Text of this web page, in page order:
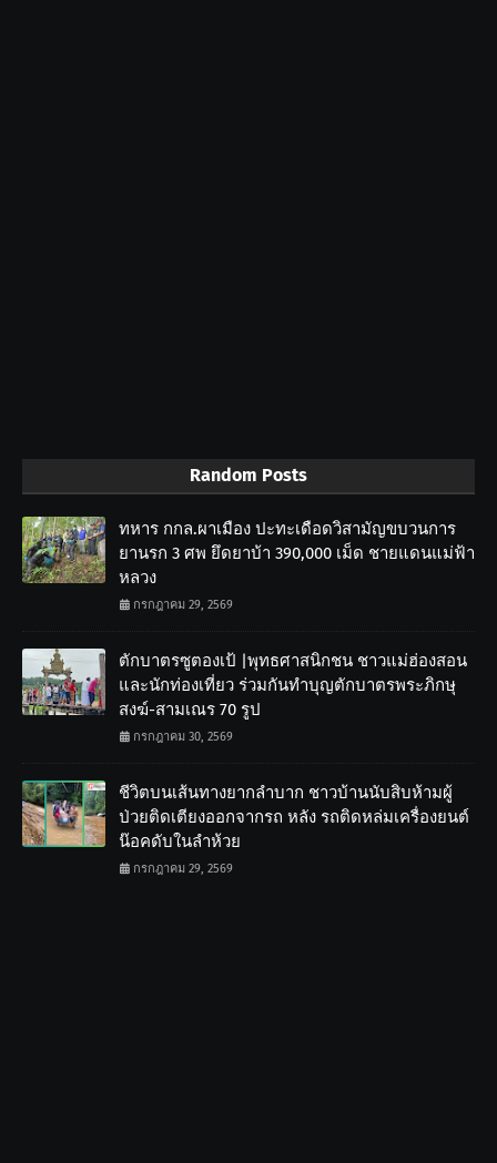
Random Posts
ทหาร กกล.ผาเมือง ปะทะเดือดวิสามัญขบวนการ
ยานรก 3 ศพ ยึดยาบ้า 390,000 เม็ด ชายแดนแม่ฟ้า
หลวง
กรกฎาคม 29, 2569
ตักบาตรซูตองเป้ |พุทธศาสนิกชน ชาวแม่ฮ่องสอน
และนักท่องเที่ยว ร่วมกันทำบุญตักบาตรพระภิกษุ
สงฆ์-สามเณร 70 รูป
กรกฎาคม 30, 2569
ชีวิตบนเส้นทางยากลำบาก ชาวบ้านนับสิบห้ามผู้
ป่วยติดเตียงออกจากรถ หลัง รถติดหล่มเครื่องยนต์
น๊อคดับในลำห้วย
กรกฎาคม 29, 2569